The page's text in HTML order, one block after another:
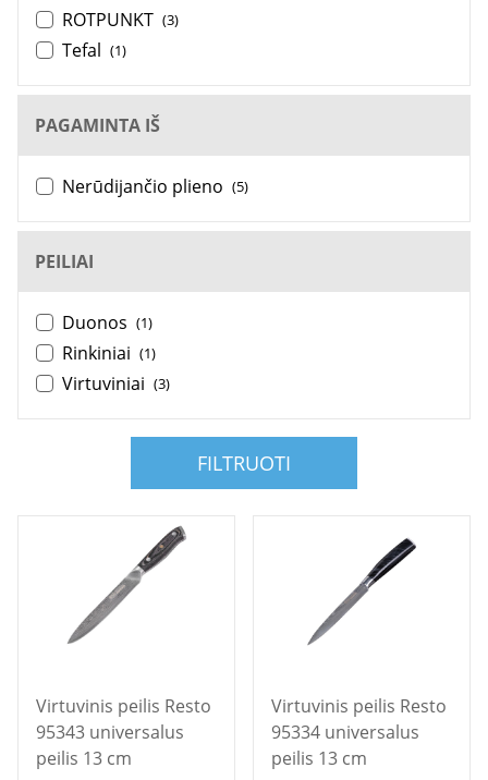
ROTPUNKT (3)
Tefal (1)
PAGAMINTA IŠ
Nerūdijančio plieno (5)
PEILIAI
Duonos (1)
Rinkiniai (1)
Virtuviniai (3)
FILTRUOTI
Virtuvinis peilis Resto
95343 universalus
peilis 13 cm
Virtuvinis peilis Resto
95334 universalus
peilis 13 cm